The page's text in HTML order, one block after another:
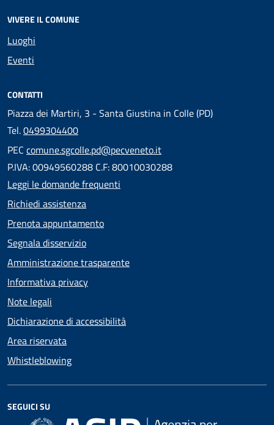
VIVERE IL COMUNE
Luoghi
Eventi
CONTATTI
Piazza dei Martiri, 3 - Santa Giustina in Colle (PD)
Tel.0499304400
PEC comune.sgcolle.pd@pecveneto.it
P.IVA: 00949560288 C.F: 80010030288
Leggi le domande frequenti
Richiedi assistenza
Prenota appuntamento
Segnala disservizio
Amministrazione trasparente
Informativa privacy
Note legali
Dichiarazione di accessibilità
Area riservata
Whistleblowing
SEGUICI SU